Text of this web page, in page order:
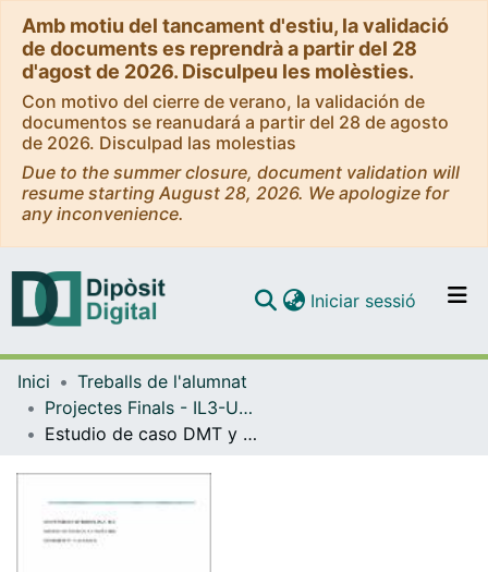
Amb motiu del tancament d'estiu, la validació
de documents es reprendrà a partir del 28
d'agost de 2026. Disculpeu les molèsties.
Con motivo del cierre de verano, la validación de
documentos se reanudará a partir del 28 de agosto
de 2026. Disculpad las molestias
Due to the summer closure, document validation will
resume starting August 28, 2026. We apologize for
any inconvenience.
Navega per tot el DD
Iniciar sessió (current)
Inici
Treballs de l'alumnat
Projectes Finals - IL3-UB (Institut de Formació Contínua)
Estudio de caso DMT y síndrome autista: aportes para una intervención desde una terapia por el arte.